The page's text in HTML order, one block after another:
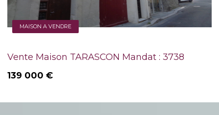
MAISON A VENDRE
Vente Maison TARASCON Mandat : 3738
139 000 €